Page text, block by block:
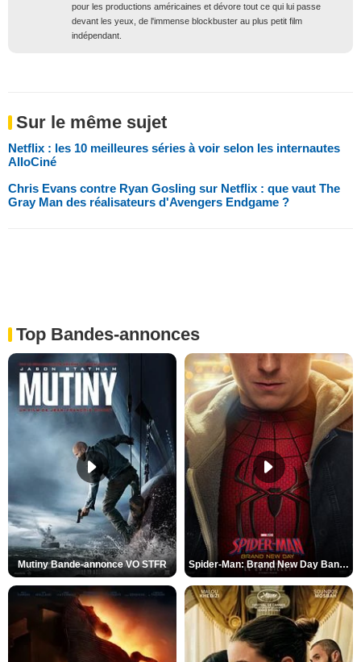
pour les productions américaines et dévore tout ce qui lui passe
devant les yeux, de l'immense blockbuster au plus petit film
indépendant.
Sur le même sujet
Netflix : les 10 meilleures séries à voir selon les internautes
AlloCiné
Chris Evans contre Ryan Gosling sur Netflix : que vaut The
Gray Man des réalisateurs d'Avengers Endgame ?
Top Bandes-annonces
Mutiny Bande-annonce VO STFR Spider-Man: Brand New Day Bande-annonce VO STFR